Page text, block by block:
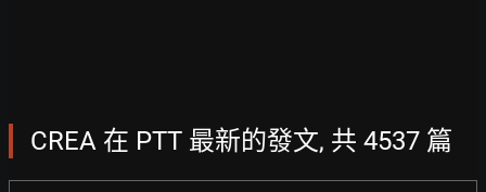
CREA 在 PTT 最新的發文, 共 4537 篇